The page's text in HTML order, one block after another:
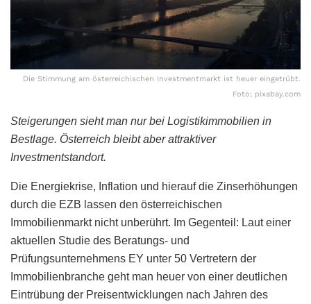
Die Stimmung am österreichischen Investmentmarkt ist heuer eingetrübt.
Foto; pixabay.com
Steigerungen sieht man nur bei Logistikimmobilien in
Bestlage. Österreich bleibt aber attraktiver
Investmentstandort.
Die Energiekrise, Inflation und hierauf die Zinserhöhungen
durch die EZB lassen den österreichischen
Immobilienmarkt nicht unberührt. Im Gegenteil: Laut einer
aktuellen Studie des Beratungs- und
Prüfungsunternehmens EY unter 50 Vertretern der
Immobilienbranche geht man heuer von einer deutlichen
Eintrübung der Preisentwicklungen nach Jahren des